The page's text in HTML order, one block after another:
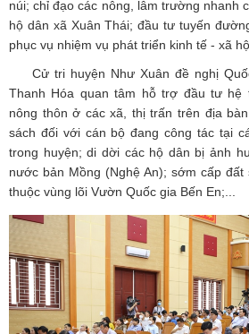
núi; chỉ đạo các nông, lâm trường nhanh
hộ dân xã Xuân Thái; đầu tư tuyến
phục vụ nhiệm vụ phát triển kinh tế - xã
Cử tri huyện Như Xuân đề nghị
Thanh Hóa quan tâm hỗ trợ đầu tư hệ
nông thôn ở các xã, thị trấn trên địa
sách đối với cán bộ đang công tác tại
trong huyện; di dời các hộ dân bị ảnh
nước bản Mồng (Nghệ An); sớm cấp
thuộc vùng lõi Vườn Quốc gia Bến En;...